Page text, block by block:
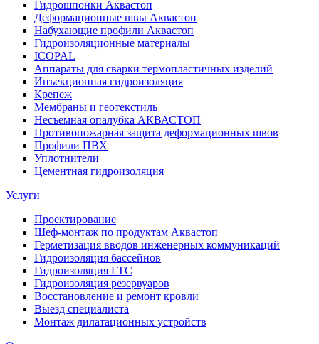
Гидрошпонки Аквастоп
Деформационные швы Аквастоп
Набухающие профили Аквастоп
Гидроизоляционные материалы
ICOPAL
Аппараты для сварки термопластичных изделий
Инъекционная гидроизоляция
Крепеж
Мембраны и геотекстиль
Несъемная опалубка АКВАСТОП
Противопожарная защита деформационных швов
Профили ПВХ
Уплотнители
Цементная гидроизоляция
Услуги
Проектирование
Шеф-монтаж по продуктам Аквастоп
Герметизация вводов инженерных коммуникаций
Гидроизоляция бассейнов
Гидроизоляция ГТС
Гидроизоляция резервуаров
Восстановление и ремонт кровли
Выезд специалиста
Монтаж дилатационных устройств